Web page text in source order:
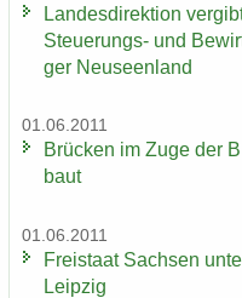
Lan­des­di­rek­ti­on
Steuerungs-​ und
ger Neu­seen­land
01.06.2011
Brü­cken im Zuge der
baut
01.06.2011
Frei­staat Sach­sen
Leip­zig